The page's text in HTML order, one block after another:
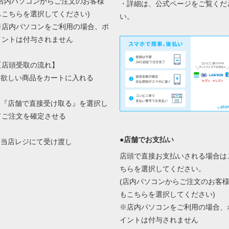
こちらを選択してください)
内パソコンをご利用の場合、ポ
ントは付与されません
頭受取の流れ】
しい商品をカートに入れる
店舗で直接受け取る』を選択し
ご注文を確定させる
店レジにて受け渡し
・詳細は、 公式ページをご覧くだ
い。
●店舗でお支払い
店頭で直接お支払いされる場合は
ちらを選択してください。
(店内パソコンからご注文のお客様
もこちらを選択してください)
※店内パソコンをご利用の場合、
イントは付与されません